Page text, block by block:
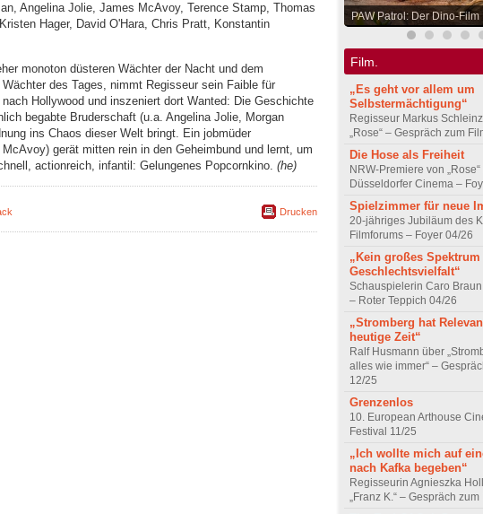
Angelina Jolie, James McAvoy, Terence Stamp, Thomas
Hager, David O'Hara, Chris Pratt, Konstantin
monoton düsteren Wächter der Nacht und dem
des Tages, nimmt Regisseur sein Faible für
Hollywood und inszeniert dort Wanted: Die Geschichte
begabte Bruderschaft (u.a. Angelina Jolie, Morgan
ins Chaos dieser Welt bringt. Ein jobmüder
gerät mitten rein in den Geheimbund und lernt, um
actionreich, infantil: Gelungenes Popcornkino. (he)
Drucken
PAW Patrol: Der Dino-Film
Film.
„Es geht vor allem um
Selbstermächtigung“
Regisseur Markus
„Rose“ – Gespräch zum
Die Hose als Freiheit
NRW-Premiere von „Rose“
Düsseldorfer Cinema –
Spielzimmer für neue
20-jähriges Jubiläum des
Filmforums – Foyer 04/26
„Kein großes Spektrum
Geschlechtsvielfalt“
Schauspielerin Caro Braun
– Roter Teppich 04/26
„Stromberg hat
heutige Zeit“
Ralf Husmann über
alles wie immer“ –
12/25
Grenzenlos
10. European Arthouse
Festival 11/25
„Ich wollte mich auf
nach Kafka begeben“
Regisseurin Agnieszka
„Franz K.“ – Gespräch